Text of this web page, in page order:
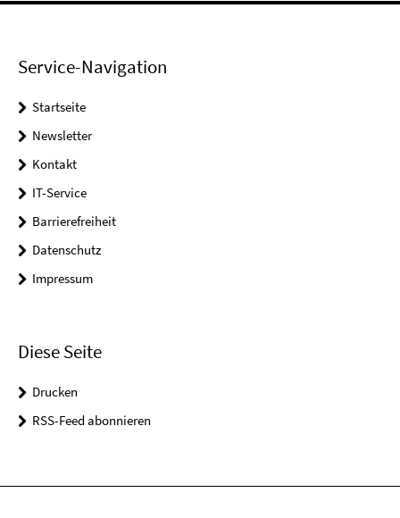
Service-Navigation
Startseite
Newsletter
Kontakt
IT-Service
Barrierefreiheit
Datenschutz
Impressum
Diese Seite
Drucken
RSS-Feed abonnieren